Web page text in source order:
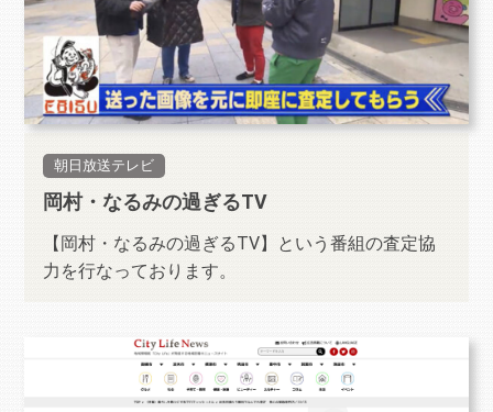
朝日放送テレビ
岡村・なるみの過ぎるTV
【岡村・なるみの過ぎるTV】という番組の査定協
力を行なっております。